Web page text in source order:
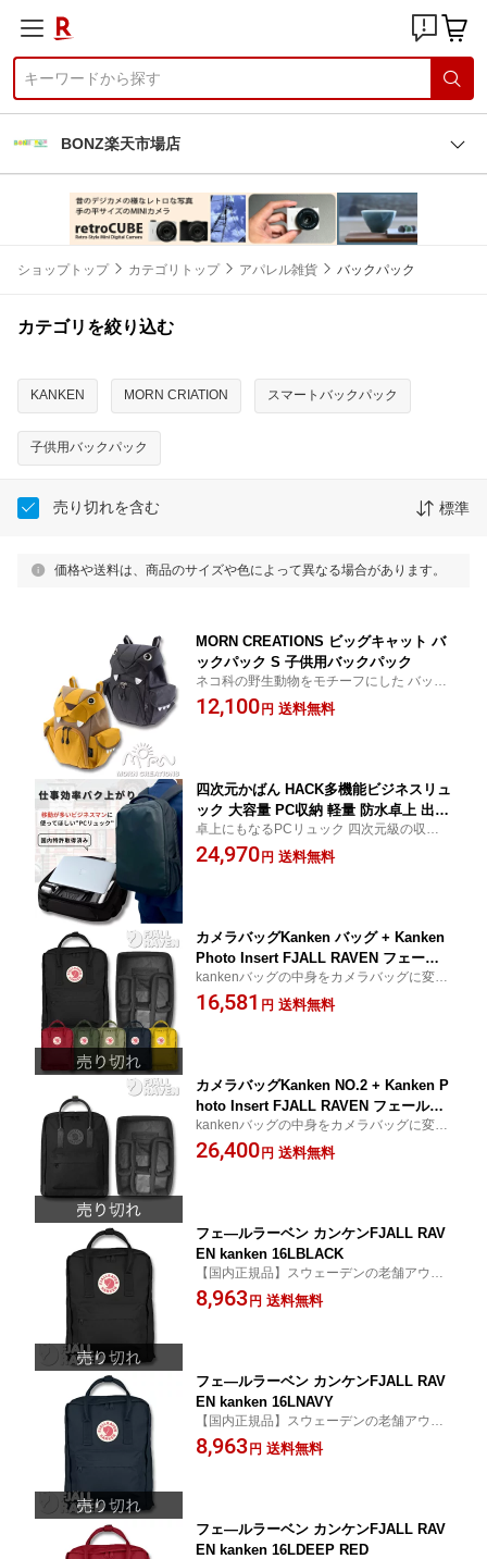
BONZ楽天市場店
ショップトップ カテゴリトップ アパレル雑貨 バックパック
カテゴリを絞り込む
KANKEN MORN CRIATION スマートバックパック
子供用バックパック
売り切れを含む 標準
価格や送料は、商品のサイズや色によって異なる場合があります。
MORN CREATIONS ビッグキャット バ
ックパック S 子供用バックパック
ネコ科の野生動物をモチーフにした バック
パック(key word: ネコ 猫 トラ ライオン ア
フリカ カバン 鞄 リュック 子供用)
12,100 円 送料無料
四次元かばん HACK多機能ビジネスリュ
ック 大容量 PC収納 軽量 防水卓上 出張
通勤 旅行 USBポート A4対応 仕事効率
メンズ レディース ブラック
卓上にもなるPCリュック 四次元級の収納力
でビジネスも旅行もこれひとつ
24,970 円 送料無料
カメラバッグKanken バッグ + Kanken
Photo Insert FJALL RAVEN フェール
ラーベン【国内正規品】カンケン バッ
クパック キツネ アウトドア カメラケー
kankenバッグの中身をカメラバッグに変え
てしまうインサートとkankenバッグのセッ
ト カメラバッグ
16,581 円 送料無料
カメラバッグKanken NO.2 + Kanken P
hoto Insert FJALL RAVEN フェールラ
ーベン【国内正規品】カンケン バック
パック キツネ アウトドア カメラケース
kankenバッグの中身をカメラバッグに変え
てしまうインサートと高い耐久性と撥水性
に優れたKanken No.2のお得なSET
26,400 円 送料無料
フェ—ルラーベン カンケンFJALL RAV
EN kanken 16LBLACK
【国内正規品】スウェーデンの老舗アウト
ドアブランド FJALL RAVENの人気バック
パック
8,963 円 送料無料
フェ—ルラーベン カンケンFJALL RAV
EN kanken 16LNAVY
【国内正規品】スウェーデンの老舗アウト
ドアブランド FJALL RAVENの人気バック
パック
8,963 円 送料無料
フェ—ルラーベン カンケンFJALL RAV
EN kanken 16LDEEP RED